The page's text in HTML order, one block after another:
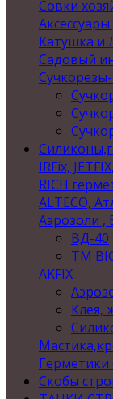
Совки
Катушка и
Садовый
IRFix,
RICH
ALTECO,
Аэрозоли ,
ВД-40
TM
AKFIX
Клея,
Скобы